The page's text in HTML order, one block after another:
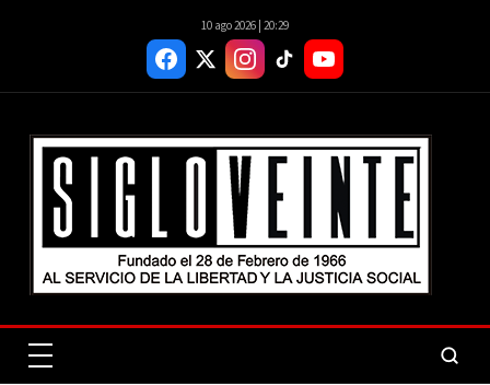
10 ago 2026 | 20:29